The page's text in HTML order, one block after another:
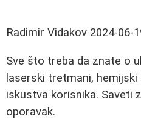
Radimir Vidakov 2024-06-
Sve što treba da znate o
laserski tretmani, hemijski
iskustva korisnika. Saveti
oporavak.